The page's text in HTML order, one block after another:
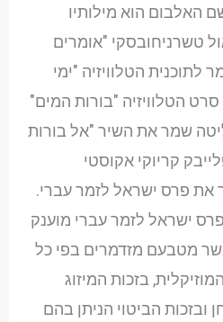
האלבום הוא מילותיו
טשרניחובסקי "אומרים
הטלוויזיה "ימי
הטלוויזיה "בורות המים"
שמר את השיר "אל בורות
קריוקי אקוסטי
שמר את פרס ישראל לזמר עברי.
ישראל לזמר עברי מוענק
מטבעם מזדמרים בפי כל
בזכות המיזוג
ובזכות הביטוי הניתן בהם